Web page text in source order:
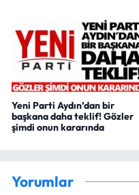
Yeni Parti Aydın’dan bir
başkana daha teklif! Gözler
şimdi onun kararında
Yorumlar